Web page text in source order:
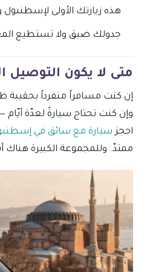
هذه زيارتك الأولى
جدولك ضيق ولا تستطيع
متى لا يكون التوصيل
إن كنت مسافراً منفرداً بحقيبة
وإن كنت تحتاج سيارةً لعدّة أيّام
احجز سيارة مع سائق في
ممتدّ. وللمجموعة الكبيرة هناك